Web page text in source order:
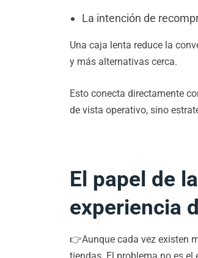
La intención de
Una caja lenta reduce la
y más alternativas cerca.
Esto conecta directamente
de vista operativo, sino
El papel de
experiencia
👉Aunque cada vez existen